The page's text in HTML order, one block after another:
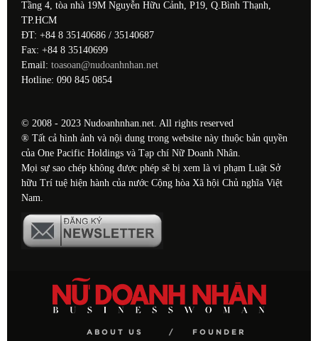
Tầng 4, tòa nhà 19M Nguyễn Hữu Cảnh, P19, Q.Bình Thạnh,
TP.HCM
ĐT: +84 8 35140686 / 35140687
Fax: +84 8 35140699
Email: toasoan@nudoanhnhan.net
Hotline: 090 845 0854
© 2008 - 2023 Nudoanhnhan.net. All rights reserved
® Tất cả hình ảnh và nội dung trong website này thuộc bản quyền
của One Pacific Holdings và Tạp chí Nữ Doanh Nhân.
Mọi sự sao chép không được phép sẽ bị xem là vi phạm Luật Sở
hữu Trí tuệ hiện hành của nước Cộng hòa Xã hội Chủ nghĩa Việt
Nam.
ABOUT US FOUNDER